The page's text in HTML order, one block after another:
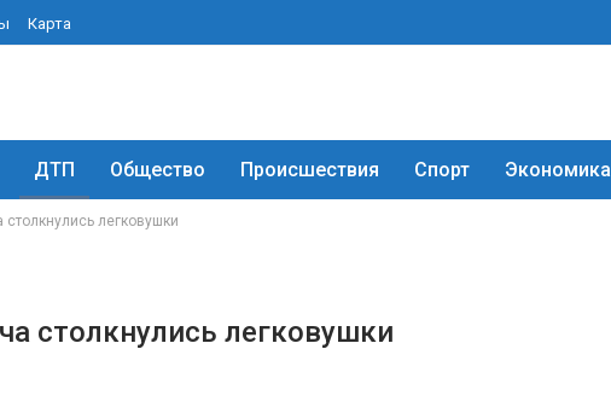
Карта
ДТП Общество Происшествия Спорт Экономика
легковушки
столкнулись легковушки